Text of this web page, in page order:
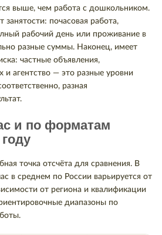
выше, чем работа с дошкольником.
почасовая работа,
рабочий день или проживание в
разные суммы. Наконец, имеет
частные объявления,
и агентство — это разные уровни
разная
и по форматам
точка отсчёта для сравнения. В
в среднем по России варьируется от
от региона и квалификации
диапазоны по